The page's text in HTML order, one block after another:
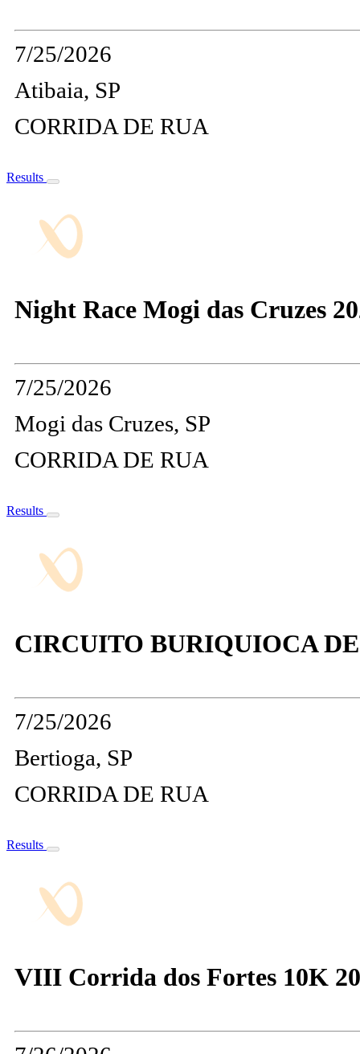
7/25/2026
Atibaia, SP
CORRIDA DE RUA
Results
Night Race Mogi das Cruzes
7/25/2026
Mogi das Cruzes, SP
CORRIDA DE RUA
Results
CIRCUITO BURIQUIOCA
7/25/2026
Bertioga, SP
CORRIDA DE RUA
Results
VIII Corrida dos Fortes 10K